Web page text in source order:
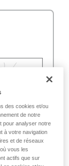
des cookies et/ou
de notre
pour analyser notre
à votre navigation
et de réseaux
vous les
actifs que sur